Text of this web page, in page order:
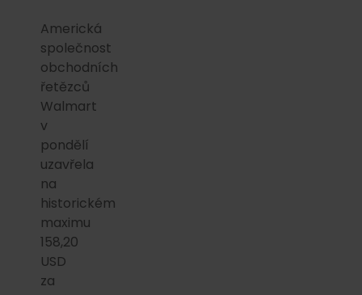
Americká
společnost
obchodních
řetězců
Walmart
v
pondělí
uzavřela
na
historickém
maximu
158,20
USD
za